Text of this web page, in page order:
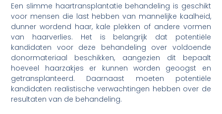
Een slimme haartransplantatie behandeling is geschikt
voor mensen die last hebben van mannelijke kaalheid,
dunner wordend haar, kale plekken of andere vormen
van haarverlies. Het is belangrijk dat potentiële
kandidaten voor deze behandeling over voldoende
donormateriaal beschikken, aangezien dit bepaalt
hoeveel haarzakjes er kunnen worden geoogst en
getransplanteerd. Daarnaast moeten potentiële
kandidaten realistische verwachtingen hebben over de
resultaten van de behandeling.